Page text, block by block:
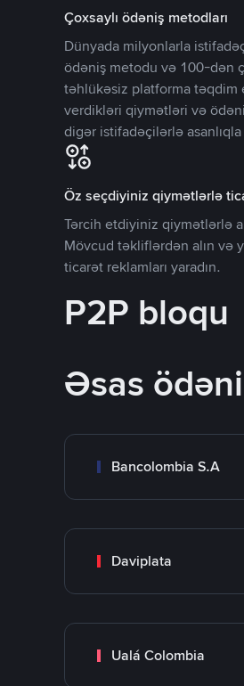
Çoxsaylı ödəniş metodları
Dünyada milyonlarla
ödəniş metodu və 100-dən
təhlükəsiz platforma təqdim
verdikləri qiymətləri və
digər istifadəçilərlə
Öz seçdiyiniz qiymətlərlə
Tərcih etdiyiniz qiymətlərlə
Mövcud təkliflərdən alın və
ticarət reklamları yaradın.
P2P bloqu
Əsas
Bancolombia S.A
Daviplata
Ualá Colombia